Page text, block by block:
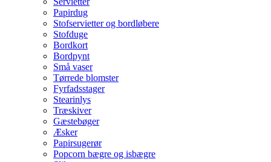
Papirdug
Stofservietter og bordløbere
Stofduge
Bordkort
Bordpynt
Små vaser
Tørrede blomster
Fyrfadsstager
Stearinlys
Træskiver
Gæstebøger
Æsker
Papirsugerør
Popcorn bægre og isbægre